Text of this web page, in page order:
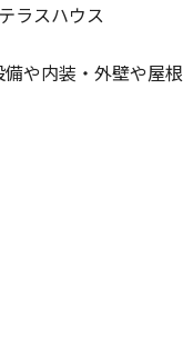
ラスハウス
や内装・外壁や屋根